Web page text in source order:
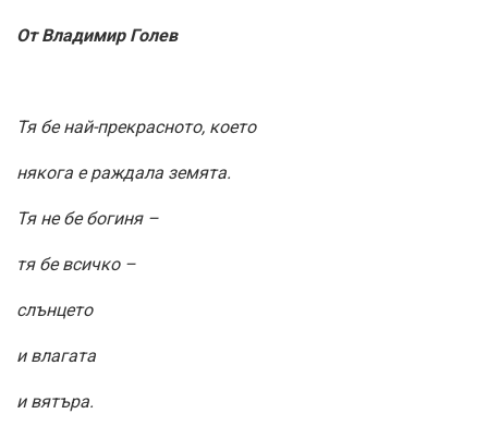
От Владимир Голев
Тя бе най-прекрасното, което
някога е раждала земята.
Тя не бе богиня –
тя бе всичко –
слънцето
и влагата
и вятъра.